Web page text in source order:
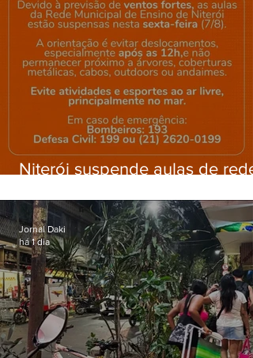
Niterói suspende aulas de rede
ventos fortes nesta sexta (7)
Jornal Daki
há 1 dia